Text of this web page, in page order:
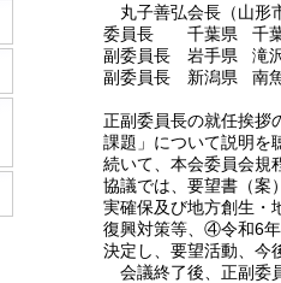
丸子善弘会長（山形
委員長 千葉県 千
副委員長 岩手県 滝
副委員長 新潟県 南
正副委員長の就任挨拶
課題」について説明を
続いて、本会委員会規
協議では、要望書（
実確保及び地方創生・
復興対策等、④令和6
決定し、要望活動、今
会議終了後、正副委